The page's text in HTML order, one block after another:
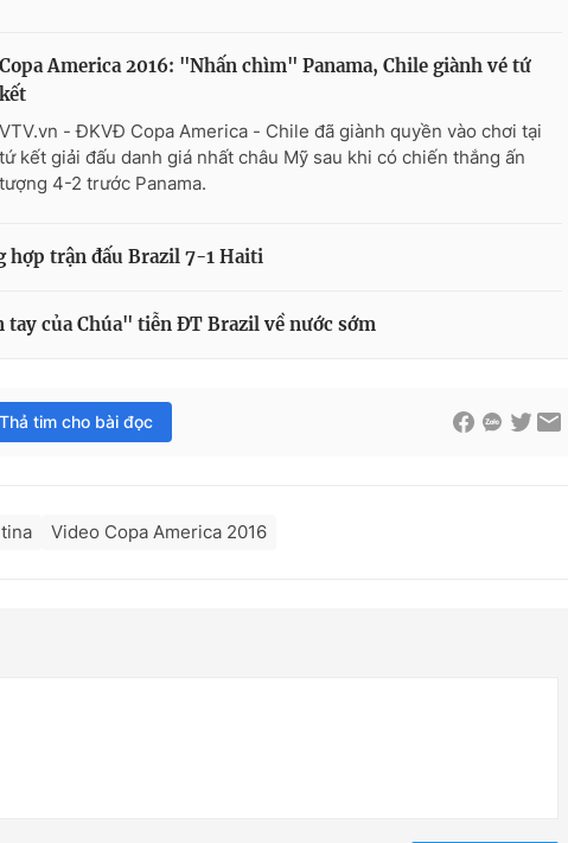
Copa America 2016: "Nhấn chìm" Panama, Chile giành vé tứ
kết
VTV.vn - ĐKVĐ Copa America - Chile đã giành quyền vào chơi tại
tứ kết giải đấu danh giá nhất châu Mỹ sau khi có chiến thắng ấn
tượng 4-2 trước Panama.
hợp trận đấu Brazil 7-1 Haiti
tay của Chúa" tiễn ĐT Brazil về nước sớm
tim cho bài đọc
Video Copa America 2016